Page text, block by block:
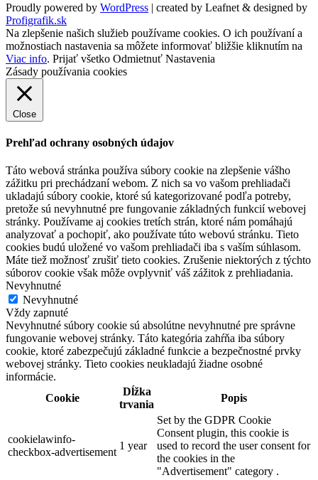
Proudly powered by WordPress | created by Leafnet & designed by
Profigrafik.sk
Na zlepšenie našich služieb používame cookies. O ich používaní a
možnostiach nastavenia sa môžete informovať bližšie kliknutím na
Viac info. Prijať všetko Odmietnuť Nastavenia
Zásady používania cookies
Close
Prehľad ochrany osobných údajov
Táto webová stránka používa súbory cookie na zlepšenie vášho
zážitku pri prechádzaní webom. Z nich sa vo vašom prehliadači
ukladajú súbory cookie, ktoré sú kategorizované podľa potreby,
pretože sú nevyhnutné pre fungovanie základných funkcií webovej
stránky. Používame aj cookies tretích strán, ktoré nám pomáhajú
analyzovať a pochopiť, ako používate túto webovú stránku. Tieto
cookies budú uložené vo vašom prehliadači iba s vaším súhlasom.
Máte tiež možnosť zrušiť tieto cookies. Zrušenie niektorých z týchto
súborov cookie však môže ovplyvniť váš zážitok z prehliadania.
Nevyhnutné
Nevyhnutné
Vždy zapnuté
Nevyhnutné súbory cookie sú absolútne nevyhnutné pre správne
fungovanie webovej stránky. Táto kategória zahŕňa iba súbory
cookie, ktoré zabezpečujú základné funkcie a bezpečnostné prvky
webovej stránky. Tieto cookies neukladajú žiadne osobné
informácie.
Cookie
Dĺžka
trvania
Popis
cookielawinfo-
checkbox-advertisement
1 year
Set by the GDPR Cookie
Consent plugin, this cookie is
used to record the user consent for
the cookies in the
"Advertisement" category .